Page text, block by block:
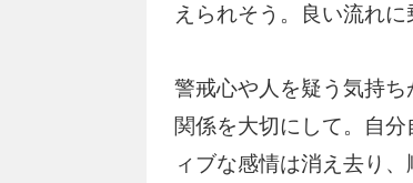
えられそう。良い流れに
警戒心や人を疑う気持
関係を大切にして。自
ィブな感情は消え去り